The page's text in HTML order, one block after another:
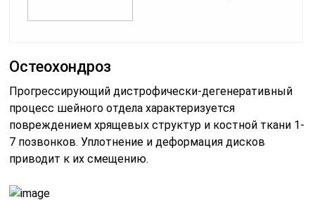
Остеохондроз
Прогрессирующий дистрофически-дегенеративный
процесс шейного отдела характеризуется
повреждением хрящевых структур и костной ткани 1-
7 позвонков. Уплотнение и деформация дисков
приводит к их смещению.